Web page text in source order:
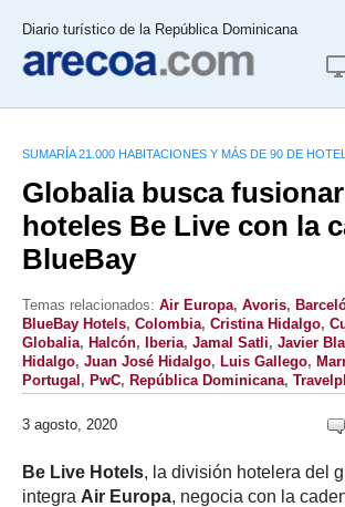
Diario turístico de la República Dominicana
SUMARÍA 21.000 HABITACIONES Y MÁS DE 90 DE
Globalia busca
hoteles Be Live con la
BlueBay
Temas relacionados: Air Europa, Avoris,
BlueBay Hotels, Colombia, Cristina Hidalgo,
Globalia, Halcón, Iberia, Jamal Satli, Javier
Hidalgo, Juan José Hidalgo, Luis Gallego,
Portugal , PwC, República Dominicana,
3 agosto, 2020
Be Live Hotels, la división hotelera del
integra Air Europa, negocia con la